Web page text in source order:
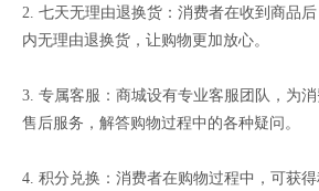
2. 七天无理由退换货：消费者在收到商品
内无理由退换货，让购物更加放心。
3. 专属客服：商城设有专业客服团队，为消
售后服务，解答购物过程中的各种疑问。
4. 积分兑换：消费者在购物过程中，可获